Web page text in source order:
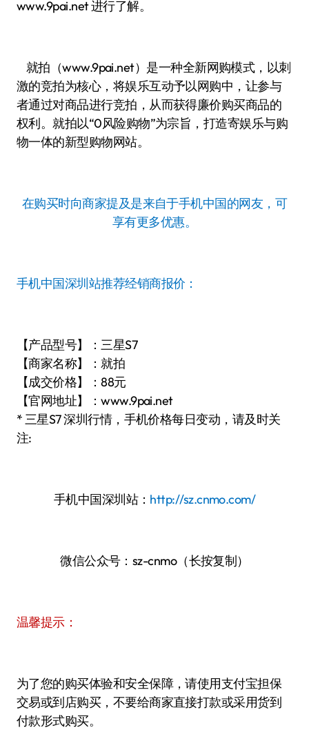
www.9pai.net 进行了解。
就拍（www.9pai.net）是一种全新网购模式，以刺
激的竞拍为核心，将娱乐互动予以网购中，让参与
者通过对商品进行竞拍，从而获得廉价购买商品的
权利。就拍以“0风险购物”为宗旨，打造寄娱乐与购
物一体的新型购物网站。
在购买时向商家提及是来自于手机中国的网友，可
享有更多优惠。
手机中国深圳站推荐经销商报价：
【产品型号】：三星S7
【商家名称】：就拍
【成交价格】：88元
【官网地址】：www.9pai.net
* 三星S7 深圳行情，手机价格每日变动，请及时关
注:
手机中国深圳站： http://sz.cnmo.com/
微信公众号：sz-cnmo（长按复制）
温馨提示：
为了您的购买体验和安全保障，请使用支付宝担保
交易或到店购买，不要给商家直接打款或采用货到
付款形式购买。